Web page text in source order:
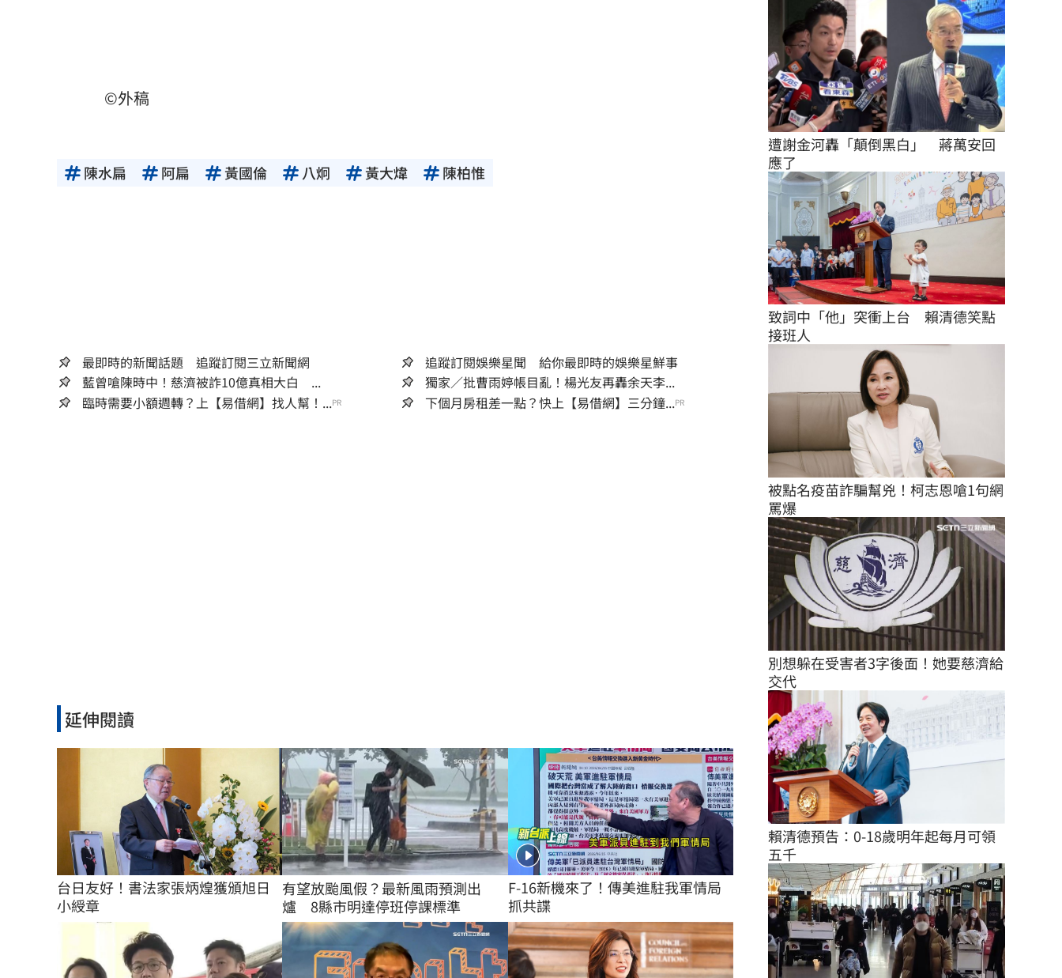
©外稿
陳水扁 阿扁 黃國倫 八炯 黃大煒 陳柏惟
最即時的新聞話題 追蹤訂閱三立新聞網
追蹤訂閱娛樂星聞 給你最即時的娛樂星鮮事
藍曾嗆陳時中！慈濟被詐10億真相大白 ...
獨家／批曹雨婷帳目亂！楊光友再轟余天李...
臨時需要小額週轉？上【易借網】找人幫！...PR 下個月房租差一點？快上【易借網】三分鐘...PR
延伸閱讀
台日友好！書法家張炳煌獲頒旭日
小綬章
有望放颱風假？最新風雨預測出
爐 8縣市明達停班停課標準
F-16新機來了！傳美進駐我軍情局
抓共諜
遭謝金河轟「顛倒黑白」　蔣萬安回
應了
致詞中「他」突衝上台　賴清德笑點
接班人
被點名疫苗詐騙幫兇！柯志恩嗆1句網
罵爆
別想躲在受害者3字後面！她要慈濟給
交代
賴清德預告：0-18歲明年起每月可領
五千